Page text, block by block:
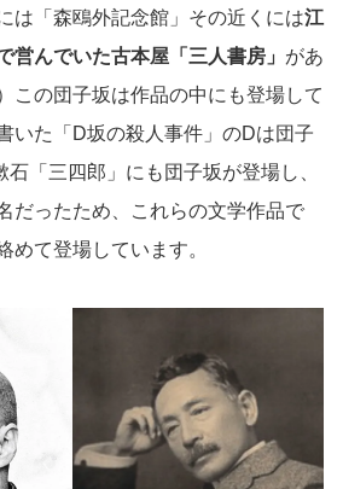
は「森鴎外記念館」その近くには江
営んでいた古本屋「三人書房」 があ
この団子坂は作品の中にも登場して
いた「D坂の殺人事件」のDは団子
「三四郎」にも団子坂が登場し、
だったため、これらの文学作品で
めて登場しています。